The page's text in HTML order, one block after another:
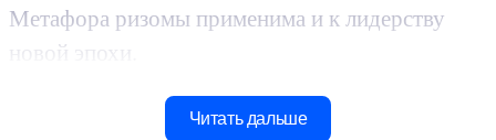
Метафора ризомы применима и к лидерству
новой эпохи.
Читать дальше